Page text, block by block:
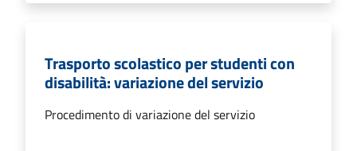
Trasporto scolastico per studenti con
disabilità: variazione del servizio
Procedimento di variazione del servizio